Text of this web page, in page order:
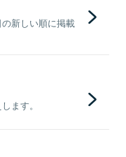
新しい順に掲載
ます。